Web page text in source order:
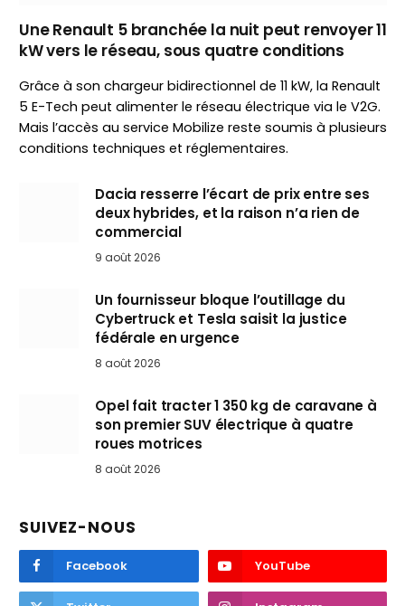
Une Renault 5 branchée la nuit peut renvoyer 11
kW vers le réseau, sous quatre conditions
Grâce à son chargeur bidirectionnel de 11 kW, la Renault
5 E-Tech peut alimenter le réseau électrique via le V2G.
Mais l’accès au service Mobilize reste soumis à plusieurs
conditions techniques et réglementaires.
Dacia resserre l’écart de prix entre ses
deux hybrides, et la raison n’a rien de
commercial
9 août 2026
Un fournisseur bloque l’outillage du
Cybertruck et Tesla saisit la justice
fédérale en urgence
8 août 2026
Opel fait tracter 1 350 kg de caravane à
son premier SUV électrique à quatre
roues motrices
8 août 2026
SUIVEZ-NOUS
Facebook YouTube